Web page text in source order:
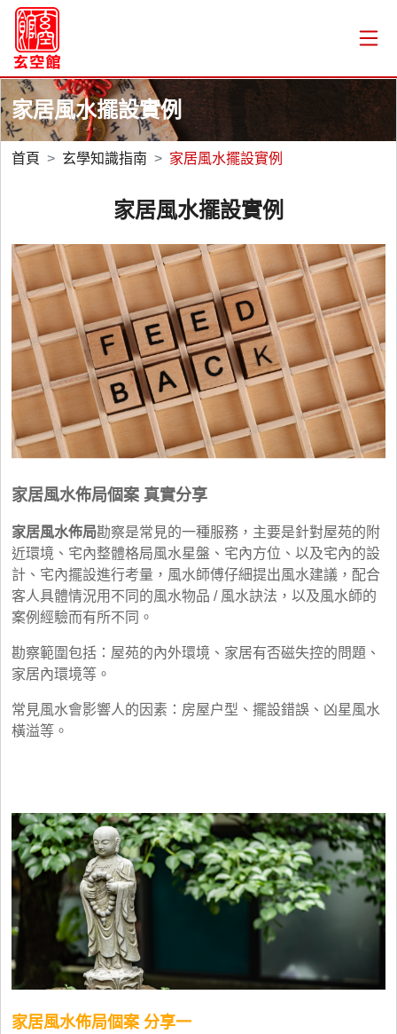
家居風水擺設實例
首頁 玄學知識指南 家居風水擺設實例
家居風水擺設實例
家居風水佈局個案 真實分享
家居風水佈局勘察是常見的一種服務，主要是針對屋苑的附
近環境、宅內整體格局風水星盤、宅內方位、以及宅內的設
計、宅內擺設進行考量，風水師傅仔細提出風水建議，配合
客人具體情況用不同的風水物品 / 風水訣法，以及風水師的
案例經驗而有所不同。
勘察範圍包括：屋苑的內外環境、家居有否磁失控的問題、
家居內環境等。
常見風水會影響人的因素：房屋户型、擺設錯誤、凶星風水
橫溢等。
家居風水佈局個案 分享一